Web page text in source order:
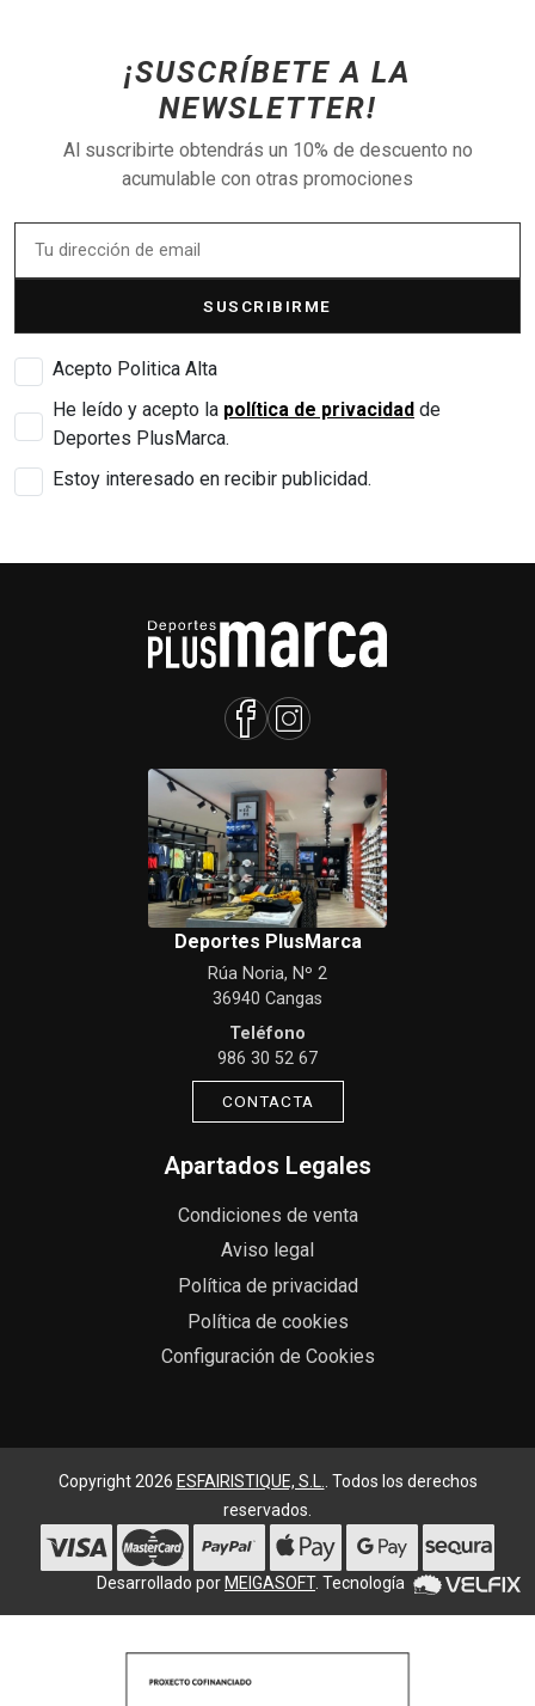
¡SUSCRÍBETE A LA
NEWSLETTER!
Al suscribirte obtendrás un 10% de descuento no
acumulable con otras promociones
SUSCRIBIRME
Acepto Politica Alta
He leído y acepto la política de privacidad de
Deportes PlusMarca.
Estoy interesado en recibir publicidad.
Deportes PlusMarca
Rúa Noria, Nº 2
36940 Cangas
Teléfono
986 30 52 67
CONTACTA
Apartados Legales
Condiciones de venta
Aviso legal
Política de privacidad
Política de cookies
Configuración de Cookies
Copyright 2026 ESFAIRISTIQUE, S.L.. Todos los derechos
reservados.
Desarrollado por MEIGASOFT. Tecnología